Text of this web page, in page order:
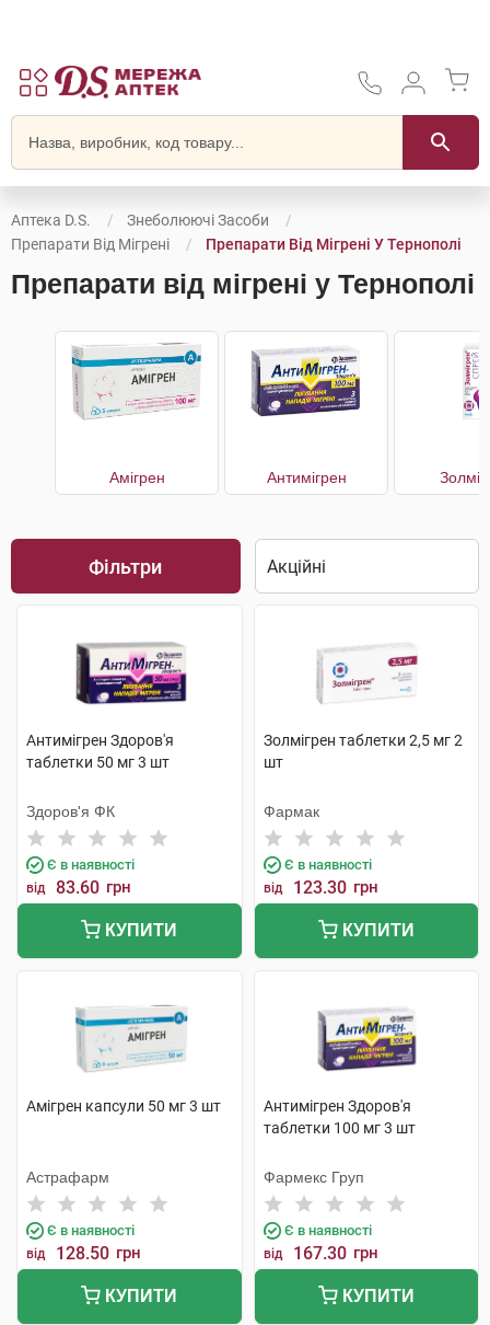
Аптека D.S.
Знеболюючі Засоби
Препарати Від Мігрені
Препарати Від Мігрені У Тернополі
Препарати від мігрені у Тернополі
Амігрен Антимігрен
Фільтри
Антимігрен Здоров'я
таблетки 50 мг 3 шт
Здоров'я ФК
Є в наявності
від 83.60 грн
КУПИТИ
Золмігрен таблетки 2,5 мг 2
шт
Фармак
Є в наявності
від 123.30 грн
КУПИТИ
Амігрен капсули 50 мг 3 шт
Астрафарм
Є в наявності
від 128.50 грн
КУПИТИ
Антимігрен Здоров'я
таблетки 100 мг 3 шт
Фармекс Груп
Є в наявності
від 167.30 грн
КУПИТИ